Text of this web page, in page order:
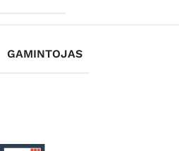
GAMINTOJAS